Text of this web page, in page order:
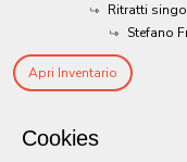
Ritratti
Stefano
Apri Inventario
Cookies